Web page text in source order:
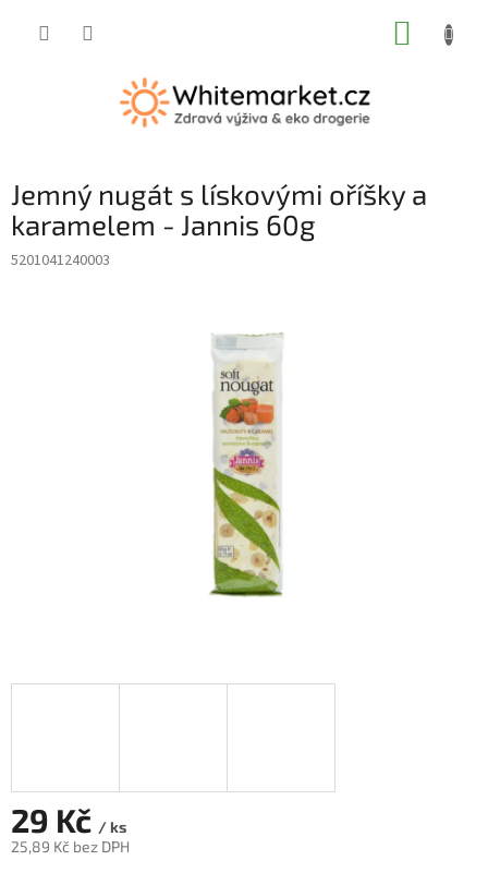
Jemný nugát s lískovými oříšky a
karamelem - Jannis 60g
5201041240003
29 Kč / ks
25,89 Kč bez DPH